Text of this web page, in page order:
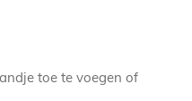
toe te voegen of